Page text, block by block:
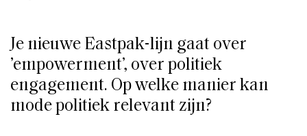
Je nieuwe Eastpak-lijn gaat over
’empowerment’, over politiek
engagement. Op welke manier kan
mode politiek relevant zijn?